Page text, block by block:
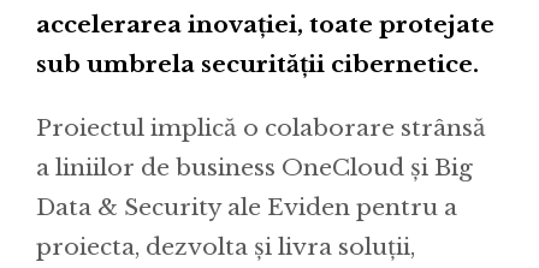
accelerarea inovației, toate protejate
sub umbrela securității cibernetice.
Proiectul implică o colaborare strânsă
a liniilor de business OneCloud și Big
Data & Security ale Eviden pentru a
proiecta, dezvolta și livra soluții,